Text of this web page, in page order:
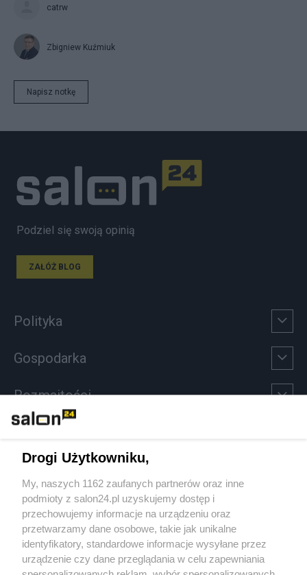
catrw
Zbigniew Kuźmiuk
Napisz notkę
Podziel się swoją opinią
ZAŁÓŻ BLOG
Polityka
Gospodarka
Rozmaitości
Sport
Społeczeństwo
Kultura
Drogi Użytkowniku,
My, naszych 1162 zaufanych partnerów oraz inne
podmioty z salon24.pl uzyskujemy dostęp i
przechowujemy informacje na urządzeniu oraz
przetwarzamy dane osobowe, takie jak unikalne
identyfikatory, standardowe informacje wysyłane przez
urządzenie czy dane przeglądania w celu zapewniania